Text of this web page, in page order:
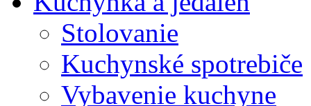
Stolovanie
Kuchynské spotrebiče
Vybavenie kuchyne